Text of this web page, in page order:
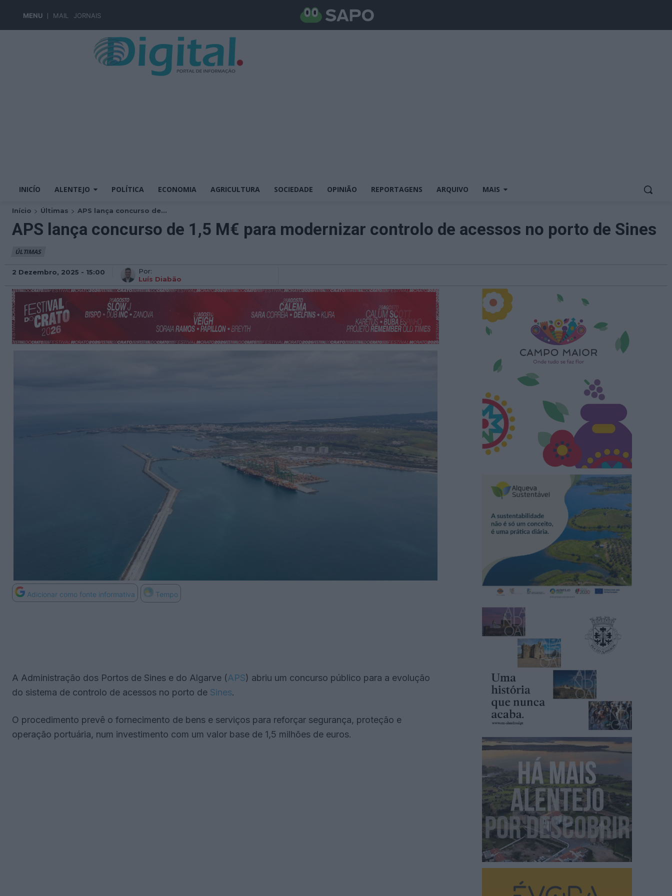
MENU MAIL JORNAIS
INICÍO ALENTEJO POLÍTICA ECONOMIA AGRICULTURA SOCIEDADE OPINIÃO REPORTAGENS ARQUIVO MAIS
Início Últimas APS lança concurso de...
APS lança concurso de 1,5 M€ para modernizar controlo de acessos no porto de Sines
ÚLTIMAS
2 Dezembro, 2025 - 15:00
Por:
Luís Diabão
Adicionar como fonte informativa Tempo
A Administração dos Portos de Sines e do Algarve (APS) abriu um concurso público para a evolução
do sistema de controlo de acessos no porto de Sines.
O procedimento prevê o fornecimento de bens e serviços para reforçar segurança, proteção e
operação portuária, num investimento com um valor base de 1,5 milhões de euros.